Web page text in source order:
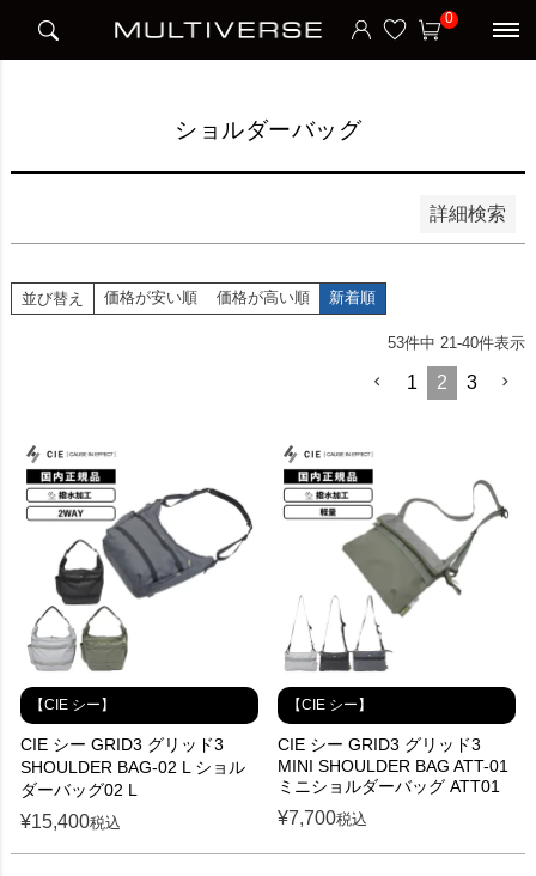
0
ショルダーバッグ
詳細検索
並び順
新着順
並び替え 価格が安い順 価格が高い順 新着順
53件中 21-40件表示
1 2 3
【CIE シー】
CIE シー GRID3 グリッド3
SHOULDER BAG-02 L ショル
ダーバッグ02 L
¥15,400税込
【CIE シー】
CIE シー GRID3 グリッド3
MINI SHOULDER BAG ATT-01
ミニショルダーバッグ ATT01
¥7,700税込